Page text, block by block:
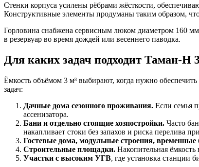
Стенки корпуса усилены рёбрами жёсткости,
Конструктивные элементы продуманы таким образом,
Горловина снабжена сервисным люком диаметром 160
в резервуар во время дождей или весеннего паводка.
Для каких задач подходит Таман-Н
Ёмкость объёмом 3 м³ выбирают, когда нужно
задач:
Дачные дома сезонного проживания. Если семья
ассенизатора.
Бани и отдельно стоящие хозпостройки. Часто
накапливает стоки без запахов и риска перелива
Гостевые дома, модульные строения,
Строительные площадки. Накопительная
Участки с высоким УГВ, где установка станции